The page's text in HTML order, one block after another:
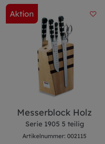
Aktion
Messerblock Holz
Serie 1905 5 teilig
Artikelnummer: 002115